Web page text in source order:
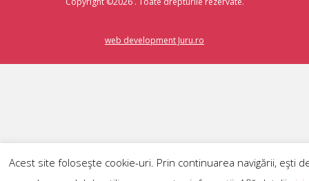
web development Juru.ro
Acest site foloseşte cookie-uri. Prin continuarea navigării, eşti